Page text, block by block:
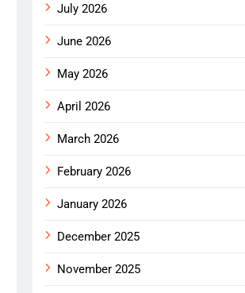
July 2026
June 2026
May 2026
April 2026
March 2026
February 2026
January 2026
December 2025
November 2025